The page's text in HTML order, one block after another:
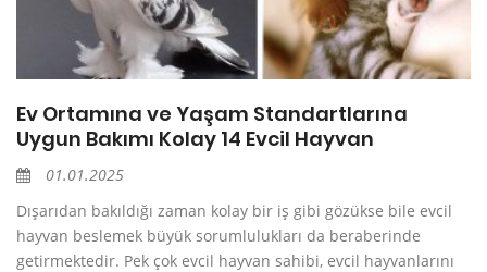
Ev Ortamına ve Yaşam Standartlarına
Uygun Bakımı Kolay 14 Evcil Hayvan
01.01.2025
Dışarıdan bakıldığı zaman kolay bir iş gibi gözükse bile evcil
hayvan beslemek büyük sorumlulukları da beraberinde
getirmektedir. Pek çok evcil hayvan sahibi, evcil hayvanlarını